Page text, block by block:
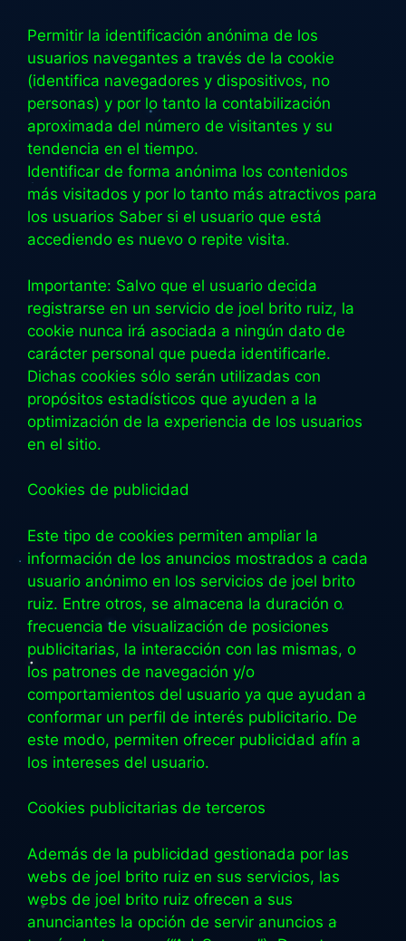
Permitir la identificación anónima de los
usuarios navegantes a través de la cookie
(identifica navegadores y dispositivos, no
personas) y por lo tanto la contabilización
aproximada del número de visitantes y su
tendencia en el tiempo.
Identificar de forma anónima los contenidos
más visitados y por lo tanto más atractivos para
los usuarios Saber si el usuario que está
accediendo es nuevo o repite visita.
Importante: Salvo que el usuario decida
registrarse en un servicio de joel brito ruiz, la
cookie nunca irá asociada a ningún dato de
carácter personal que pueda identificarle.
Dichas cookies sólo serán utilizadas con
propósitos estadísticos que ayuden a la
optimización de la experiencia de los usuarios
en el sitio.
Cookies de publicidad
Este tipo de cookies permiten ampliar la
información de los anuncios mostrados a cada
usuario anónimo en los servicios de joel brito
ruiz. Entre otros, se almacena la duración o
frecuencia de visualización de posiciones
publicitarias, la interacción con las mismas, o
los patrones de navegación y/o
comportamientos del usuario ya que ayudan a
conformar un perfil de interés publicitario. De
este modo, permiten ofrecer publicidad afín a
los intereses del usuario.
Cookies publicitarias de terceros
Además de la publicidad gestionada por las
webs de joel brito ruiz en sus servicios, las
webs de joel brito ruiz ofrecen a sus
anunciantes la opción de servir anuncios a